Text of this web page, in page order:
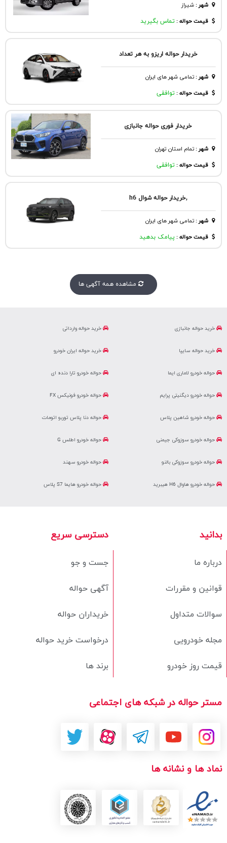
شهر:شيراز
قیمت حواله : تماس بگیرید
خریدار حواله اریزو به هر تعداد
شهر:تمامی شهر های ایران
قیمت حواله : توافقی
خریدار فوری حواله جانبازی
شهر:تمام استان تهران
قیمت حواله : توافقی
,خریدار حواله شوال h6
شهر:تمامی شهر های ایران
قیمت حواله : پیامک بدهید
مشاهده همه آگهی ها
خرید حواله وارداتی خرید حواله جانبازی
خرید حواله ایران خودرو خرید حواله سایپا
حواله خودرو تارا دنده ای حواله خودرو لاماری ایما
حواله خودرو فونیکس FX حواله خودرو دیگنیتی پرایم
حواله دنا پلاس توربو اتومات حواله خودرو شاهین پلاس
حواله خودرو اطلس G حواله خودرو سوزوکی جیمنی
حواله خودرو سهند حواله خودرو سوزوکی بالنو
حواله خودرو هایما S7 پلاس حواله خودرو هاوال H6 هیبرید
دسترسی سریع
جست و جو
آگهی حواله
خریداران حواله
درخواست خرید حواله
برند ها
بدانید
درباره ما
قوانین و مقررات
سوالات متداول
مجله خودرویی
قیمت روز خودرو
مستر حواله در شبکه های اجتماعی
نماد ها و نشانه ها